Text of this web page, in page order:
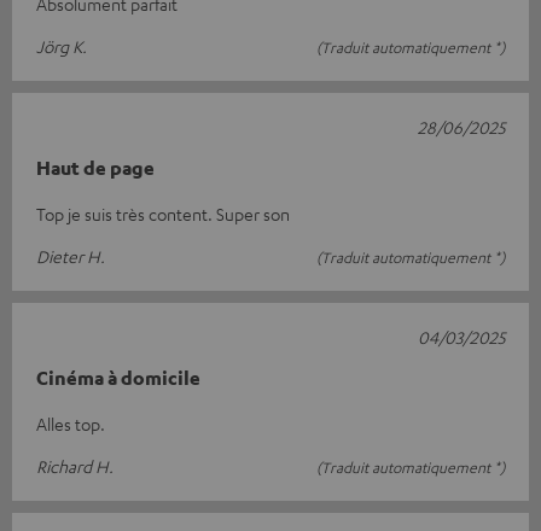
Jörg K.
(Traduit automatiquement *)
Haut de page
Top je suis très content. Super son
Dieter H.
(Traduit automatiquement *)
28/06/2025
Cinéma à domicile
Alles top.
Richard H.
(Traduit automatiquement *)
04/03/2025